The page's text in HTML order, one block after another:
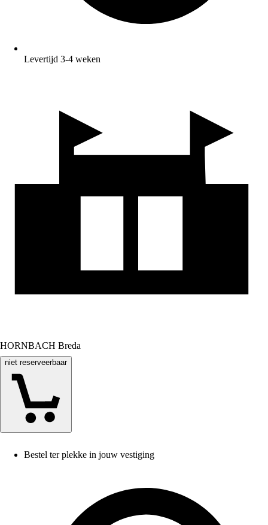
Levertijd 3-4 weken
HORNBACH Breda
niet reserveerbaar
Bestel ter plekke in jouw vestiging